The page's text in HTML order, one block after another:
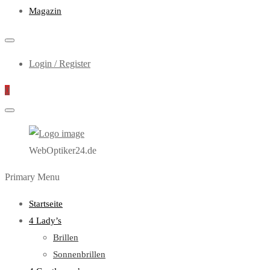
Magazin
Login / Register
0
WebOptiker24.de
Primary Menu
Startseite
4 Lady’s
Brillen
Sonnenbrillen